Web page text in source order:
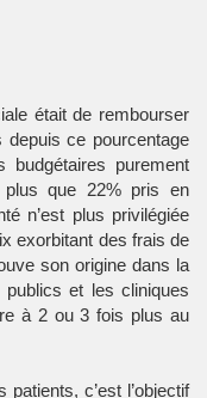
était de rembourser
ce pourcentage
purement
plus que 22% pris en
n’est plus privilégiée
exorbitant des frais de
son origine dans la
et les cliniques
à 2 ou 3 fois plus au
c’est l’objectif